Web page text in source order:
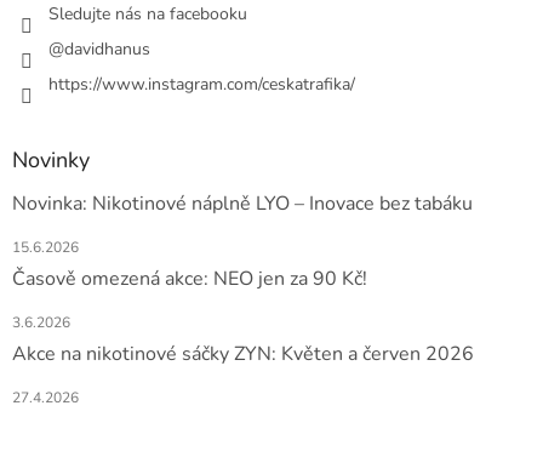
Sledujte nás na facebooku
@davidhanus
https://www.instagram.com/ceskatrafika/
Novinky
Novinka: Nikotinové náplně LYO – Inovace bez tabáku
15.6.2026
Časově omezená akce: NEO jen za 90 Kč!
3.6.2026
Akce na nikotinové sáčky ZYN: Květen a červen 2026
27.4.2026